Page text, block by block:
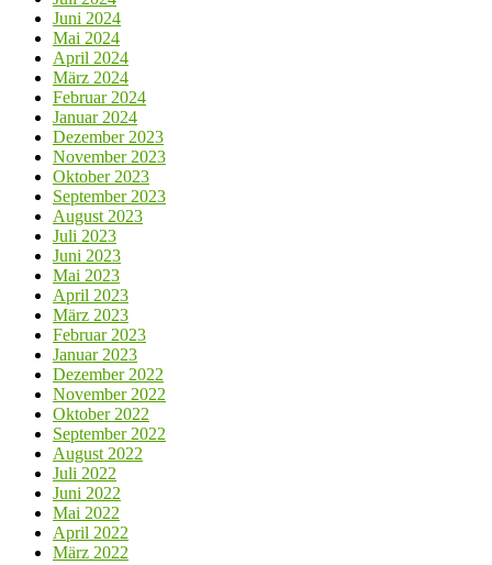
Juni 2024
Mai 2024
April 2024
März 2024
Februar 2024
Januar 2024
Dezember 2023
November 2023
Oktober 2023
September 2023
August 2023
Juli 2023
Juni 2023
Mai 2023
April 2023
März 2023
Februar 2023
Januar 2023
Dezember 2022
November 2022
Oktober 2022
September 2022
August 2022
Juli 2022
Juni 2022
Mai 2022
April 2022
März 2022